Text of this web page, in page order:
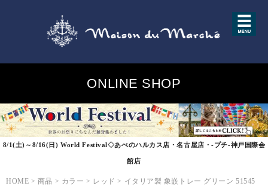
ONLINE SHOP
8/1(土)～8/16(日) World Festival◇あべのハルカス店・名古屋店・-プチ-神戸国際会
館店
HOME > 商品 > カラー > レッド > イタリア製 象嵌トレー グリーン 51545